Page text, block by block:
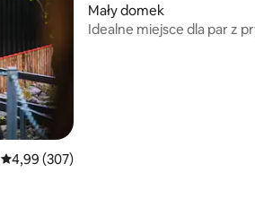
Średnia ocena: 4,99 na 5, liczba recenzji:
4,99 (307)
Mały domek
Idealne miejsce dla par z